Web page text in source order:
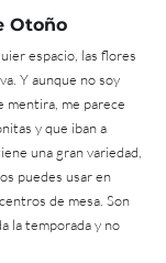
Otoño
espacio, las flores
Y aunque no soy
mentira, me parece
y que iban a
una gran variedad,
puedes usar en
de mesa. Son
la temporada y no